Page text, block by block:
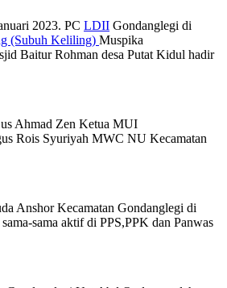
2023. PC LDII Gondanglegi di
(Subuh Keliling) Muspika
Baitur Rohman desa Putat Kidul hadir
Ahmad Zen Ketua MUI
Rois Syuriyah MWC NU Kecamatan
Anshor Kecamatan Gondanglegi di
sama aktif di PPS,PPK dan Panwas